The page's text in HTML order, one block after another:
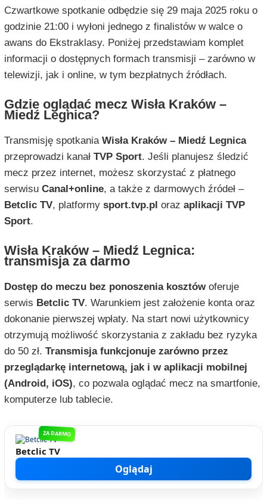
Czwartkowe spotkanie odbędzie się 29 maja 2025 roku o
godzinie 21:00 i wyłoni jednego z finalistów w walce o
awans do Ekstraklasy. Poniżej przedstawiam komplet
informacji o dostępnych formach transmisji – zarówno w
telewizji, jak i online, w tym bezpłatnych źródłach.
Gdzie oglądać mecz Wisła Kraków –
Miedź Legnica?
Transmisję spotkania Wisła Kraków – Miedź Legnica
przeprowadzi kanał TVP Sport. Jeśli planujesz śledzić
mecz przez internet, możesz skorzystać z płatnego
serwisu Canal+online, a także z darmowych źródeł –
Betclic TV, platformy sport.tvp.pl oraz aplikacji TVP
Sport.
Wisła Kraków – Miedź Legnica:
transmisja za darmo
Dostęp do meczu bez ponoszenia kosztówoferuje
serwis Betclic TV. Warunkiem jest założenie konta oraz
dokonanie pierwszej wpłaty. Na start nowi użytkownicy
otrzymują możliwość skorzystania z zakładu bez ryzyka
do 50 zł. Transmisja funkcjonuje zarówno przez
przeglądarkę internetową, jak i w aplikacji mobilnej
(Android, iOS), co pozwala oglądać mecz na smartfonie,
komputerze lub tablecie.
ZA DARMO
Betclic TV
Oglądaj